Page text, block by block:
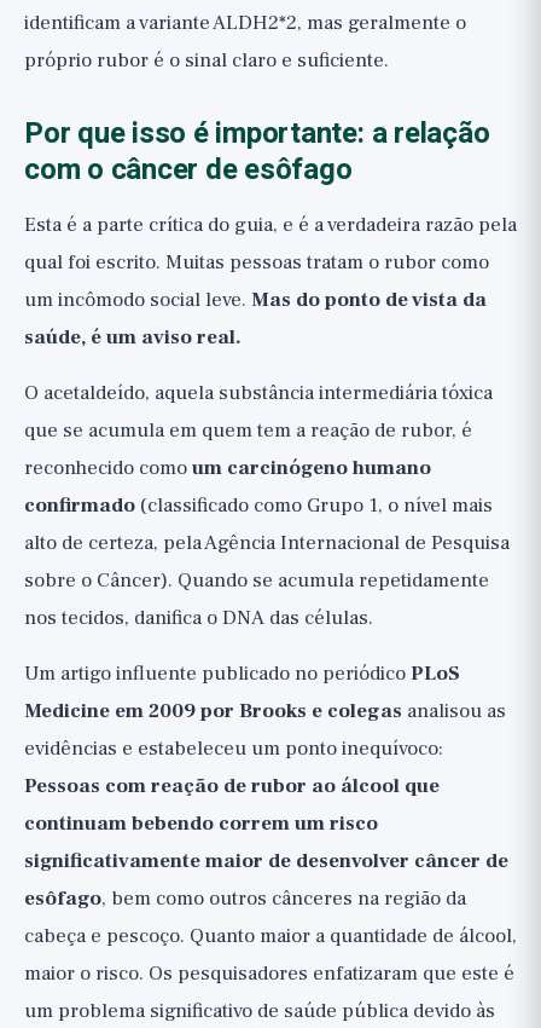
identificam a variante ALDH2*2, mas geralmente o
próprio rubor é o sinal claro e suficiente.
Por que isso é importante: a relação
com o câncer de esôfago
Esta é a parte crítica do guia, e é a verdadeira razão pela
qual foi escrito. Muitas pessoas tratam o rubor como
um incômodo social leve. Mas do ponto de vista da
saúde, é um aviso real.
O acetaldeído, aquela substância intermediária tóxica
que se acumula em quem tem a reação de rubor, é
reconhecido comoum carcinógeno humano
confirmado (classificado como Grupo 1, o nível mais
alto de certeza, pela Agência Internacional de Pesquisa
sobre o Câncer). Quando se acumula repetidamente
nos tecidos, danifica o DNA das células.
Um artigo influente publicado no periódicoPLoS
Medicine em 2009 por Brooks e colegas analisou as
evidências e estabeleceu um ponto inequívoco:
Pessoas com reação de rubor ao álcool que
continuam bebendo correm um risco
significativamente maior de desenvolver câncer de
esôfago, bem como outros cânceres na região da
cabeça e pescoço. Quanto maior a quantidade de álcool,
maior o risco. Os pesquisadores enfatizaram que este é
um problema significativo de saúde pública devido às